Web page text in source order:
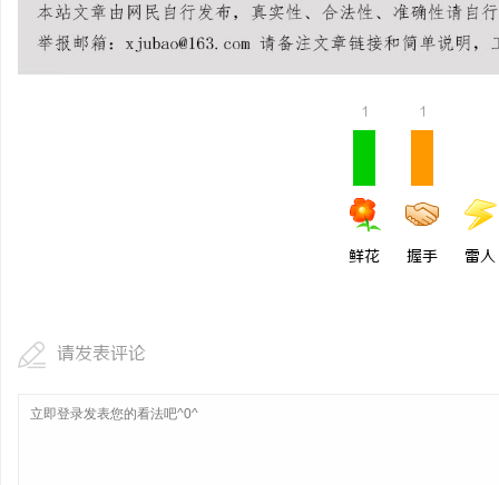
1
鲜花
1
握手 雷人
请发表评论
秘！专业充电桩项目软件开发商，究竟藏着 多方共探金融AI落地路
助力产业金融智能升级